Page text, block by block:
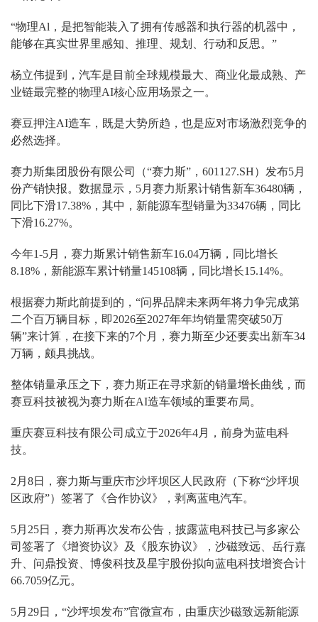
“物理Al，是把智能装入了拥有传感器和执行器的机器中，
能够在真实世界里感知、推理、规划、行动和反思。”
杨立伟提到，汽车是目前全球规模最大、商业化最成熟、产
业链最完整的物理AI核心应用场景之一。
赛豆押注AI造车，既是大势所趋，也是应对市场激烈竞争的
必然选择。
赛力斯集团股份有限公司（“赛力斯”，601127.SH）发布5月
份产销快报。数据显示，5月赛力斯累计销售新车36480辆，
同比下滑17.38%，其中，新能源车型销量为33476辆，同比
下滑16.27%。
今年1-5月，赛力斯累计销售新车16.04万辆，同比增长
8.18%，新能源车累计销量145108辆，同比增长15.14%。
根据赛力斯此前提到的，“问界品牌未来两年将力争完成第
二个百万辆目标，即2026至2027年年均销量需突破50万
辆”来计算，在接下来的7个月，赛力斯至少还要卖出新车34
万辆，颇具挑战。
整体销量承压之下，赛力斯正在寻求新的销量增长曲线，而
赛豆科技被视为赛力斯在AI造车领域的重要布局。
重庆赛豆科技有限公司成立于2026年4月，前身为蓝电科
技。
2月8日，赛力斯与重庆市沙坪坝区人民政府（下称“沙坪坝
区政府”）签署了《合作协议》，剥离蓝电汽车。
5月25日，赛力斯再次发布公告，披露蓝电科技已与多家公
司签署了《增资协议》及《股东协议》，沙磁致远、岳行嘉
升、问鼎投资、博俊科技及星宇股份拟向蓝电科技增资合计
66.7059亿元。
5月29日，“沙坪坝发布”官微宣布，由重庆沙磁致远新能源